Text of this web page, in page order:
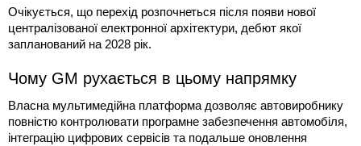
Очікується, що перехід розпочнеться після появи нової
централізованої електронної архітектури, дебют якої
запланований на 2028 рік.
Чому GM рухається в цьому напрямку
Власна мультимедійна платформа дозволяє автовиробнику
повністю контролювати програмне забезпечення автомобіля,
інтеграцію цифрових сервісів та подальше оновлення